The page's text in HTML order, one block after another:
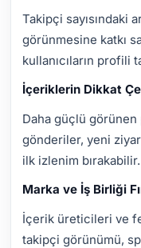
Takipçi sayısındaki
görünmesine katkı
kullanıcıların profili
İçeriklerin Dikkat
Daha güçlü
gönderiler, yeni
ilk izlenim bırakabilir.
Marka ve İş Birliği
İçerik üreticileri ve
takipçi görünümü,